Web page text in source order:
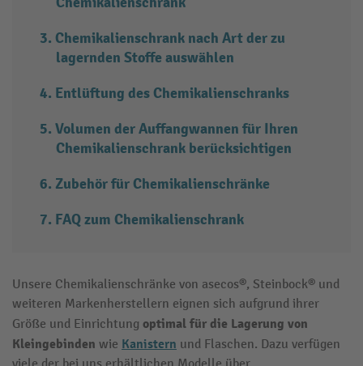
Chemikalienschrank nach Art der zu
lagernden Stoffe auswählen
Entlüftung des Chemikalienschranks
Volumen der Auffangwannen für Ihren
Chemikalienschrank berücksichtigen
Zubehör für Chemikalienschränke
FAQ zum Chemikalienschrank
Unsere Chemikalienschränke von asecos®, Steinbock® und
weiteren Markenherstellern eignen sich aufgrund ihrer
Größe und Einrichtung optimal für die Lagerung von
Kleingebinden wie Kanistern und Flaschen. Dazu verfügen